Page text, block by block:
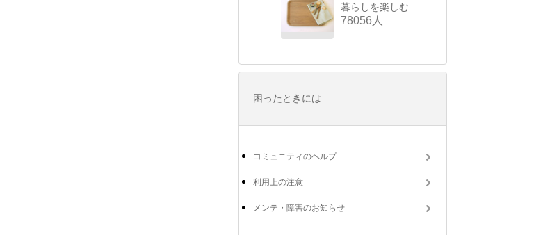
暮らしを楽しむ
78056人
困ったときには
コミュニティのヘルプ
利用上の注意
メンテ・障害のお知らせ